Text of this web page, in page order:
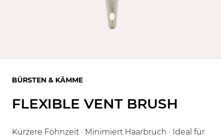
BÜRSTEN & KÄMME
FLEXIBLE VENT BRUSH
Kürzere Föhnzeit · Minimiert Haarbruch · Ideal für